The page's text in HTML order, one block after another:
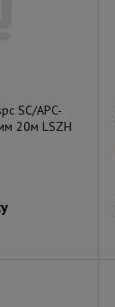
SC/APC-
20м LSZH